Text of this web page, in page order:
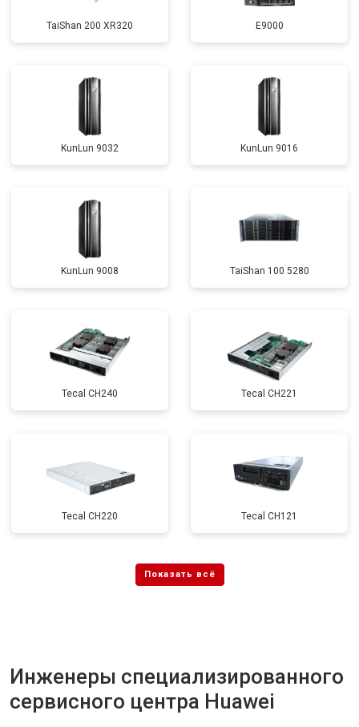
TaiShan 200 XR320 E9000
KunLun 9032 KunLun 9016
KunLun 9008 TaiShan 100 5280
Tecal CH240 Tecal CH221
Tecal CH220 Tecal CH121
Инженеры специализированного
сервисного центра Huawei